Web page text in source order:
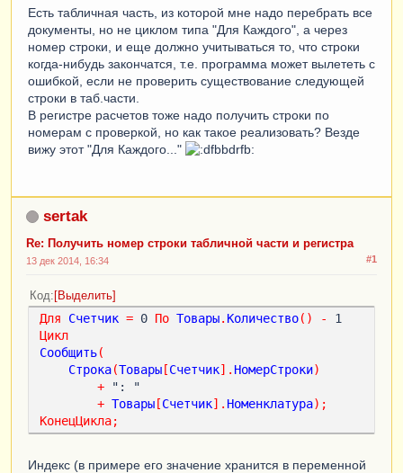
Есть табличная часть, из которой мне надо перебрать все
документы, но не циклом типа "Для Каждого", а через
номер строки, и еще должно учитываться то, что строки
когда-нибудь закончатся, т.е. программа может вылететь с
ошибкой, если не проверить существование следующей
строки в таб.части.
В регистре расчетов тоже надо получить строки по
номерам с проверкой, но как такое реализовать? Везде
вижу этот "Для Каждого..."
sertak
Re: Получить номер строки табличной части и регистра
#1
13 дек 2014, 16:34
Код Выделить
Для Счетчик = 0 По Товары. Количество() -
Цикл
Сообщить(
Строка(Товары [Счетчик]. НомерСтроки)
+ ": "
+ Товары [Счетчик]. Номенклатура);
КонецЦикла;
Индекс (в примере его значение хранится в переменной